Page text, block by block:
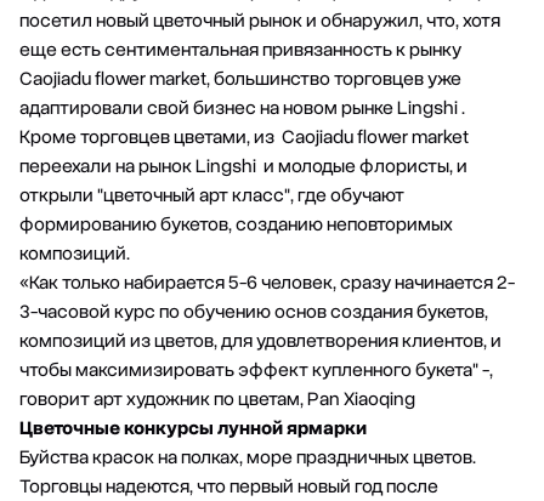
посетил новый цветочный рынок и обнаружил, что, хотя
еще есть сентиментальная привязанность к рынку
Caojiadu flower market, большинство торговцев уже
адаптировали свой бизнес на новом рынке Lingshi .
Кроме торговцев цветами, из Caojiadu flower market
переехали на рынок Lingshi и молодые флористы, и
открыли "цветочный арт класс", где обучают
формированию букетов, созданию неповторимых
композиций.
«Как только набирается 5-6 человек, сразу начинается 2-
3-часовой курс по обучению основ создания букетов,
композиций из цветов, для удовлетворения клиентов, и
чтобы максимизировать эффект купленного букета" -,
говорит арт художник по цветам, Pan Xiaoqing
Цветочные конкурсы лунной ярмарки
Буйства красок на полках, море праздничных цветов.
Торговцы надеются, что первый новый год после